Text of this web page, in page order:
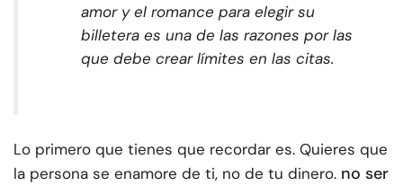
amor y el romance para elegir su
billetera es una de las razones por las
que debe crear límites en las citas.
Lo primero que tienes que recordar es. Quieres que
la persona se enamore de ti, no de tu dinero. no ser